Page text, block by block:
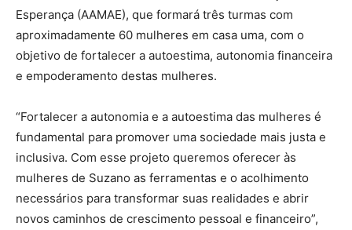
Esperança (AAMAE), que formará três turmas com
aproximadamente 60 mulheres em casa uma, com o
objetivo de fortalecer a autoestima, autonomia financeira
e empoderamento destas mulheres.
“Fortalecer a autonomia e a autoestima das mulheres é
fundamental para promover uma sociedade mais justa e
inclusiva. Com esse projeto queremos oferecer às
mulheres de Suzano as ferramentas e o acolhimento
necessários para transformar suas realidades e abrir
novos caminhos de crescimento pessoal e financeiro”,